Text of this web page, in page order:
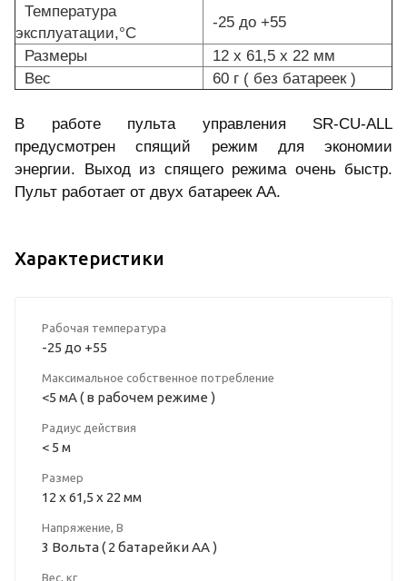
Температура
эксплуатации,°C
-25 до +55
Размеры
12 х 61,5 x 22 мм
Вес
60 г ( без батареек )
В работе пульта управления SR-CU-ALL
предусмотрен спящий режим для экономии
энергии. Выход из спящего режима очень быстр.
Пульт работает от двух батареек АА.
Характеристики
Рабочая температура
-25 до +55
Максимальное собственное потребление
<5 мА ( в рабочем режиме )
Радиус действия
< 5 м
Размер
12 х 61,5 x 22 мм
Напряжение, В
3 Вольта ( 2 батарейки АА )
Вес, кг